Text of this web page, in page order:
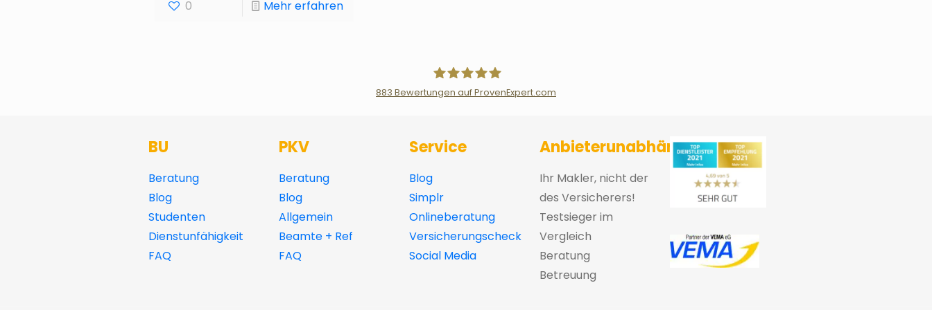
0 Mehr erfahren
883 Bewertungen auf ProvenExpert.com
BU
Beratung
Blog
Studenten
Dienstunfähigkeit
FAQ
PKV
Beratung
Blog
Allgemein
Beamte + Ref
FAQ
Service
Blog
Simplr
Onlineberatung
Versicherungscheck
Social Media
Anbieterunabhängig
Ihr Makler, nicht der
des Versicherers!
Testsieger im
Vergleich
Beratung
Betreuung